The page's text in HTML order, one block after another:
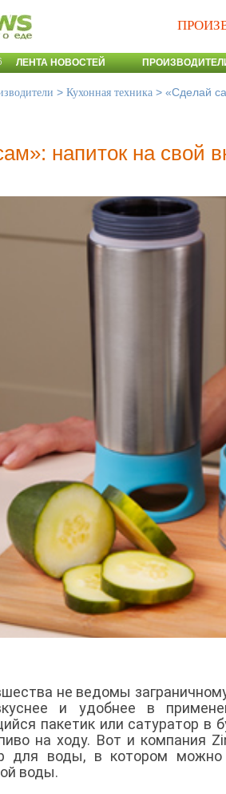
ЛЕНТА НОВОСТЕЙ
> Кухонная техника > «Сделай
напиток на свой
не ведомы
и удобнее в
пакетик или сатуратор в
на ходу. Вот и компания
для воды, в котором
воды.